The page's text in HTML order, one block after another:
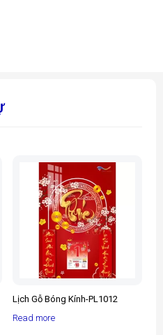
Lịch Gỗ Bóng Kính-PL1012
Read more